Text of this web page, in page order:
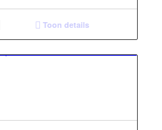
Toon details